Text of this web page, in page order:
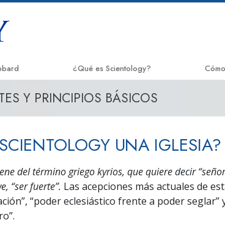
¿Qué es Scientology?
Creencias y Prácticas
Qué dicen los Scientologists acerca de
Conoce a un Scientologist
Dentro de una Iglesia
La
Y PRINCIPIOS BÁSICOS
UNA IGLESIA?
del término griego kyrios, que quiere decir
“ser fuerte”. Las acepciones más actuales de
“poder eclesiástico frente a poder seglar”